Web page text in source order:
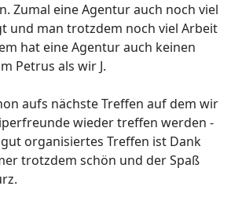
Zumal eine Agentur auch noch viel
und man trotzdem noch viel Arbeit
hat eine Agentur auch keinen
Petrus als wir J.
aufs nächste Treffen auf dem wir
wieder treffen werden -
organisiertes Treffen ist Dank
trotzdem schön und der Spaß